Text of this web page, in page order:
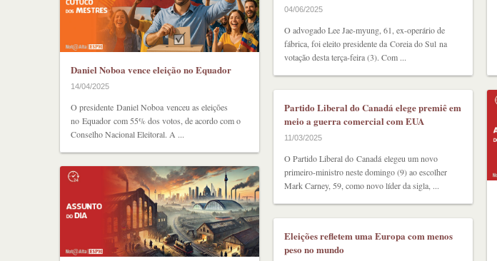
04/06/2025
O advogado Lee Jae-myung, 61, ex-operário de
fábrica, foi eleito presidente da Coreia do Sul na
votação desta terça-feira (3). Com ...
Daniel Noboa vence eleição no Equador
14/04/2025
O presidente Daniel Noboa venceu as eleições
no Equador com 55% dos votos, de acordo com o
Conselho Nacional Eleitoral. A ...
Partido Liberal do Canadá elege premiê em
meio a guerra comercial com EUA
11/03/2025
O Partido Liberal do Canadá elegeu um novo
primeiro-ministro neste domingo (9) ao escolher
Mark Carney, 59, como novo líder da sigla, ...
Eleições refletem uma Europa com menos
peso no mundo